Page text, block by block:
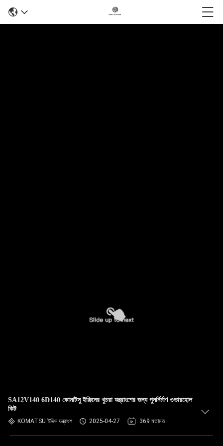
SA12V140 6D140 কোমাটসু ইঞ্জিনের খুচরা যন্ত্রাংশের জন্য পুনর্নির্মাণ ওভারহোল
কিট
KOMATSU ইঞ্জিন যন্ত্রাংশ 2025-04-27 369 মতামত